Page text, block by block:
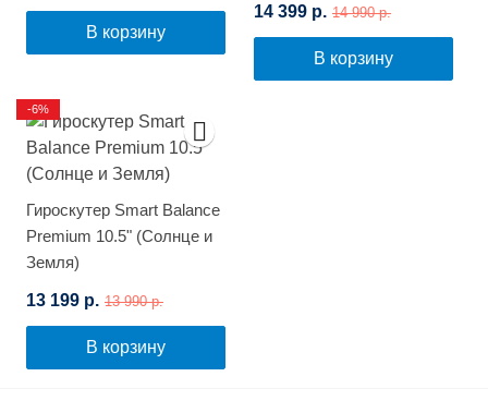
В корзину
(Синий космос)
14 399 р. 14 990 р.
В корзину
Гироскутер Smart Balance
Premium 10.5" (Солнце и
Земля)
13 199 р. 13 990 р.
В корзину
-6%